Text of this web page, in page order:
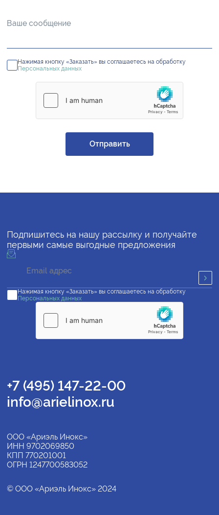
Нажимая кнопку «Заказать» вы соглашаетесь на обработку
Персональных данных
Отправить
Подпишитесь на нашу рассылку и получайте
первыми самые выгодные предложения
Нажимая кнопку «Заказать» вы соглашаетесь на обработку
Персональных данных
+7 (495) 147-22-00
info@arielinox.ru
ООО «Ариэль Инокс»
ИНН 9702069850
КПП 770201001
ОГРН 1247700583052
© ООО «Ариэль Инокс» 2024